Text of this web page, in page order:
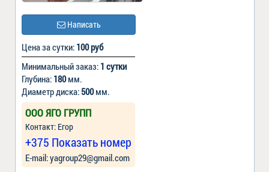
Написать
Цена за сутки: 100 руб
Минимальный заказ: 1 сутки
Глубина: 180мм.
Диаметр диска: 500мм.
ООО ЯГО ГРУПП
Контакт: Егор
+375 Показать номер
Е-mail: yagroup29@gmail.com